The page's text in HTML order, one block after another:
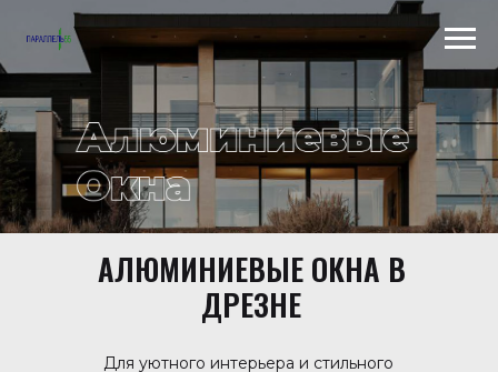
Scroll to top →
АЛЮМИНИЕВЫЕ ОКНА В
ДРЕЗНЕ
Для уютного интерьера и стильного